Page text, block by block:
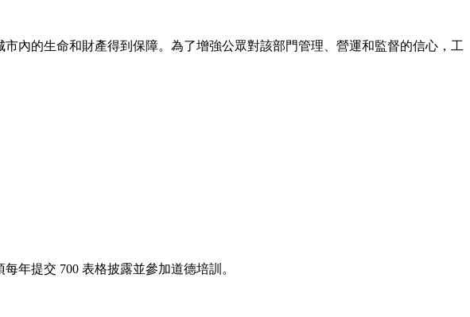
內的生命和財產得到保障。為了增強公眾對該部門管理、營運和監督的信心，工
年提交 700 表格披露並參加道德培訓。